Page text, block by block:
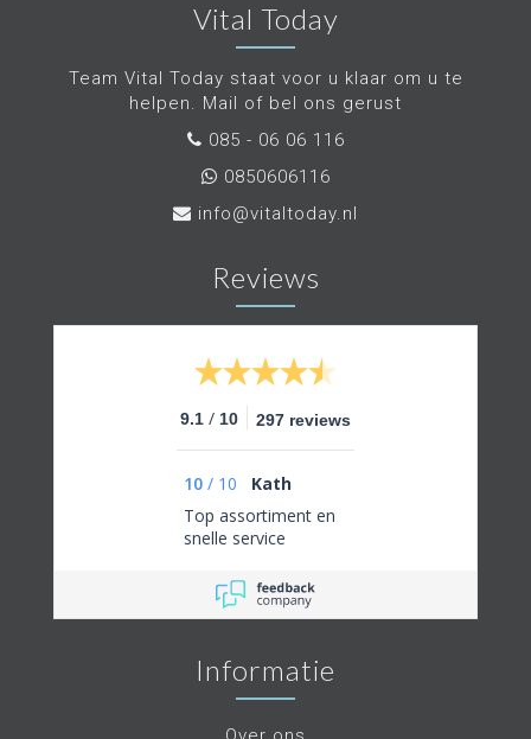
Vital Today
Team Vital Today staat voor u klaar om u te
helpen. Mail of bel ons gerust
085 - 06 06 116
0850606116
info@vitaltoday.nl
Reviews
9.1 / 10 297 reviews
10 / 10
Kath
Top assortiment en
snelle service
Informatie